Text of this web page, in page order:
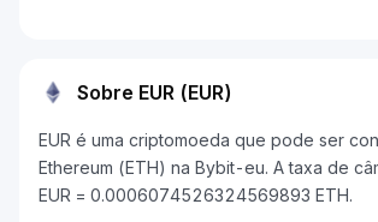
Sobre EUR (EUR)
EUR é uma criptomoeda que pode ser
Ethereum (ETH) na Bybit-eu. A taxa de
EUR = 0.0006074526324569893 ETH.